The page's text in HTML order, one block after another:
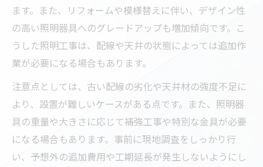
ます。また、リフォームや模様替えに伴い、デザイン性
の高い照明器具へのグレードアップも増加傾向です。こ
うした照明工事は、配線や天井の状態によっては追加作
業が必要になる場合もあります。
注意点としては、古い配線の劣化や天井材の強度不足に
より、設置が難しいケースがある点です。また、照明器
具の重量や大きさに応じて補強工事や特別な金具が必要
になる場合もあります。事前に現地調査をしっかり行
い、予想外の追加費用や工期延長が発生しないようにし